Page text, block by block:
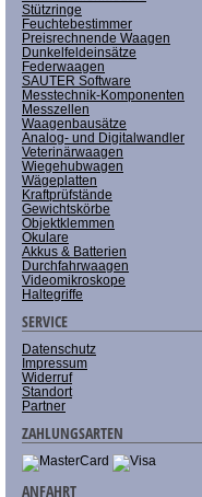
Stützringe
Feuchtebestimmer
Preisrechnende Waagen
Dunkelfeldeinsätze
Federwaagen
SAUTER Software
Messtechnik-Komponenten
Messzellen
Waagenbausätze
Analog- und Digitalwandler
Veterinärwaagen
Wiegehubwagen
Wägeplatten
Kraftprüfstände
Gewichtskörbe
Objektklemmen
Okulare
Akkus & Batterien
Durchfahrwaagen
Videomikroskope
Haltegriffe
SERVICE
Datenschutz
Impressum
Widerruf
Standort
Partner
ZAHLUNGSARTEN
ANFAHRT